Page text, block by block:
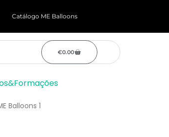
Catálogo ME Balloons
€0.00CARRINHO
Balloons 1